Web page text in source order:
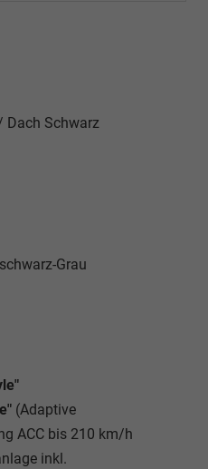
Dach Schwarz
Grau
(Adaptive
ACC bis 210 km/h
inkl.